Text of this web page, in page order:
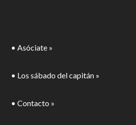
• Asóciate »
• Los sábado del capitán »
• Contacto »